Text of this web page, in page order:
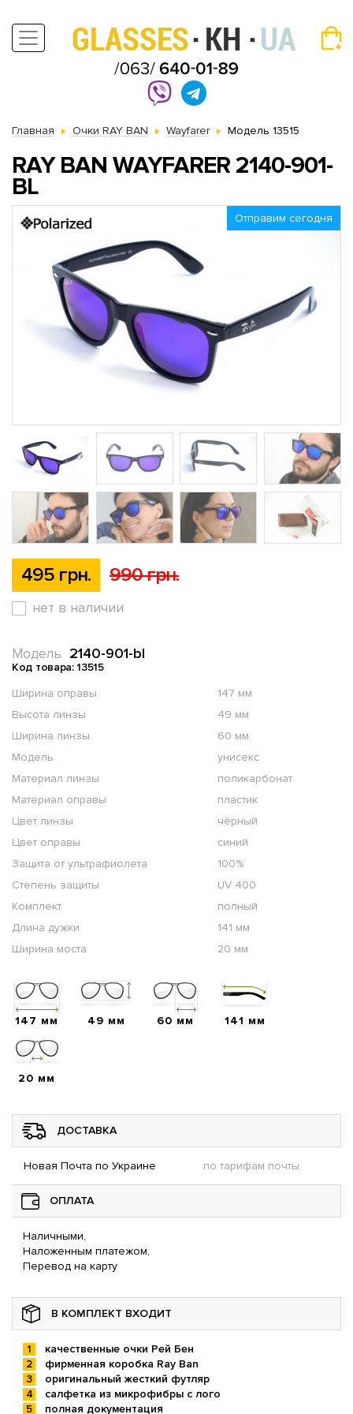
Главная Очки RAY BAN Wayfarer Модель 13515
RAY BAN WAYFARER 2140-901-
BL
Отправим сегодня
495 грн. 990 грн.
нет в наличии
2140-901-bl
Модель
Код товара: 13515
Ширина оправы
147 мм
Высота линзы
49 мм
Ширина линзы
60 мм
Модель
унисекс
Материал линзы
поликарбонат
Материал оправы
пластик
Цвет линзы
чёрный
Цвет оправы
синий
Защита от ультрафиолета
100%
Степень защиты
UV 400
Комплект
полный
Длина дужки
141 мм
Ширина моста
20 мм
147 мм 49 мм 60 мм 141 мм
20 мм
ДОСТАВКА
Новая Почта по Украине по тарифам почты
ОПЛАТА
Наличными,
Наложенным платежом,
Перевод на карту
В КОМПЛЕКТ ВХОДИТ
качественные очки Рей Бен
фирменная коробка Ray Ban
оригинальный жесткий футляр
салфетка из микрофибры с лого
полная документация